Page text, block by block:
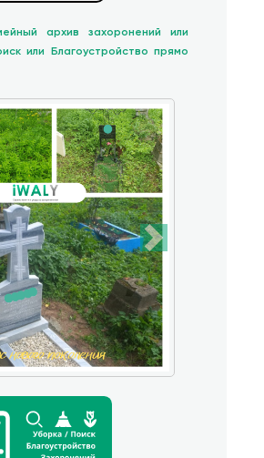
архив захоронений или
или Благоустройство прямо